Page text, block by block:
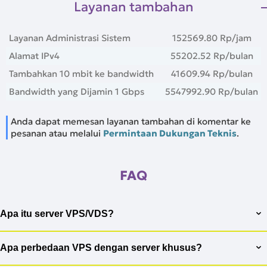
Layanan tambahan
Layanan Administrasi Sistem 152569.80 Rp/jam
Alamat IPv4
55202.52 Rp/bulan
Tambahkan 10 mbit ke bandwidth
41609.94 Rp/bulan
Bandwidth yang Dijamin 1 Gbps
5547992.90 Rp/bulan
Anda dapat memesan layanan tambahan di komentar ke
pesanan atau melalui Permintaan Dukungan Teknis.
FAQ
Apa itu server VPS/VDS?
Server) adalah server virtual yang menyediakan sumber daya
Apa perbedaan VPS dengan server khusus?